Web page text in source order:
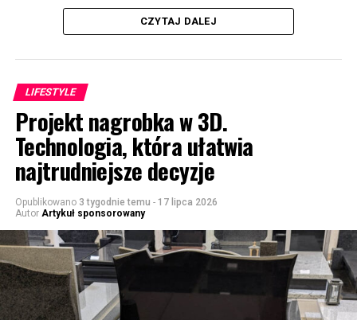
CZYTAJ DALEJ
LIFESTYLE
Projekt nagrobka w 3D.
Technologia, która ułatwia
najtrudniejsze decyzje
Opublikowano 3 tygodnie temu - 17 lipca 2026
Autor Artykuł sponsorowany